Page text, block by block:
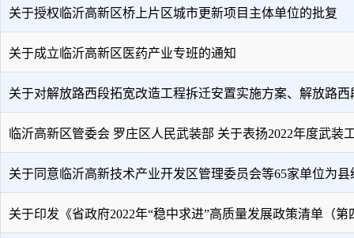
关于授权临沂高新区桥上片区城市更新项目主体单位的批复
关于成立临沂高新区医药产业专班的通知
关于对解放路西段拓宽改造工程拆迁安置实施方案、解放路
临沂高新区管委会 罗庄区人民武装部 关于表扬2022年度武装
关于同意临沂高新技术产业开发区管理委员会等65家单位为
关于印发《省政府2022年“稳中求进”高质量发展政策清单（